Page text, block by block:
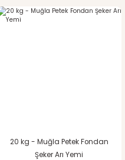
20 kg - Muğla Petek Fondan
Şeker Arı Yemi